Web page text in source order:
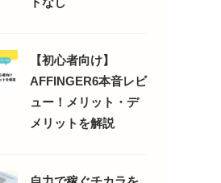
【初心者向け】
AFFINGER6本音レビ
ュー！メリット・デ
メリットを解説